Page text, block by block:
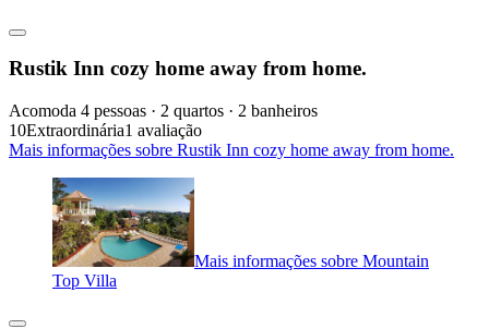
Rustik Inn cozy home away from home.
Acomoda 4 pessoas · 2 quartos · 2 banheiros
10Extraordinária1 avaliação
Mais informações sobre Rustik Inn cozy home away from home.
Mais informações sobre Mountain
Top Villa